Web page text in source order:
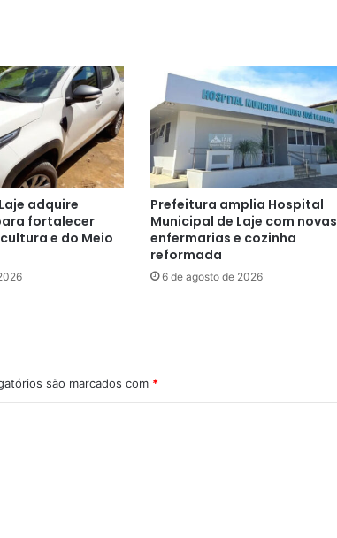
adquire
fortalecer
e do Meio
Prefeitura amplia Hospital
Municipal de Laje com novas
enfermarias e cozinha
reformada
6 de agosto de 2026
são marcados com *